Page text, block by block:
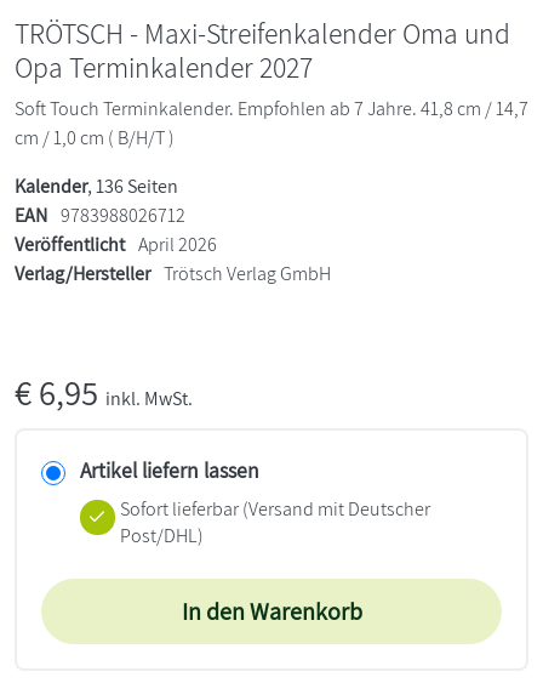
TRÖTSCH - Maxi-Streifenkalender Oma und
Opa Terminkalender 2027
Soft Touch Terminkalender. Empfohlen ab 7 Jahre. 41,8 cm / 14,7
cm / 1,0 cm ( B/H/T )
Kalender, 136 Seiten
EAN 9783988026712
Veröffentlicht April 2026
Verlag/Hersteller Trötsch Verlag GmbH
€6,95 inkl. MwSt.
Artikel liefern lassen
Sofort lieferbar(Versand mit Deutscher
Post/DHL)
In den Warenkorb